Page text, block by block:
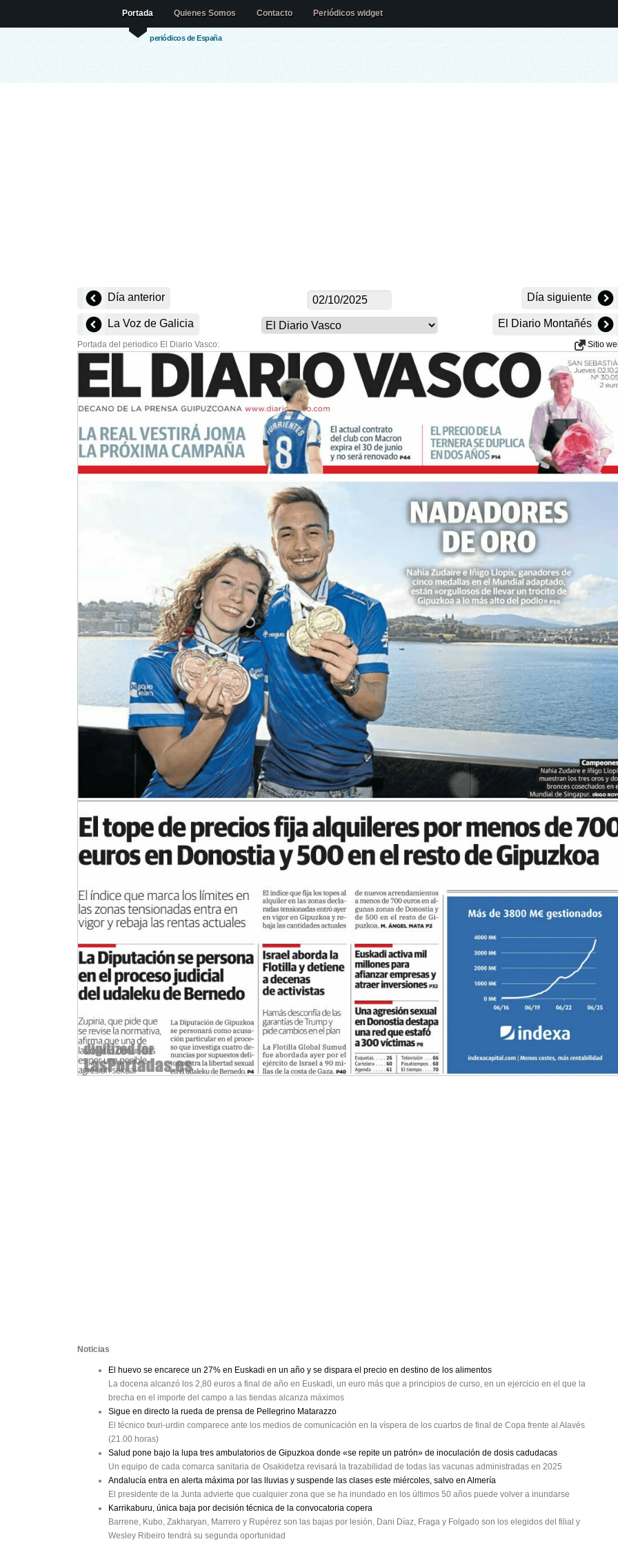
periódicos de España
Portada Quienes Somos Contacto Periódicos widget
Día anterior Día siguiente
La Voz de Galicia El Diario Montañés
Portada del periodico El Diario Vasco: Sitio
Noticias
El huevo se encarece un 27% en Euskadi en un año y se dispara el precio en destino de los alimentos
La docena alcanzó los 2,80 euros a final de año en Euskadi, un euro más que a principios de curso, en un ejercicio en el que la
brecha en el importe del campo a las tiendas alcanza máximos
Sigue en directo la rueda de prensa de Pellegrino Matarazzo
El técnico txuri-urdin comparece ante los medios de comunicación en la víspera de los cuartos de final de Copa frente al Alavés
(21.00 horas)
Salud pone bajo la lupa tres ambulatorios de Gipuzkoa donde «se repite un patrón» de inoculación de dosis cadudacas
Un equipo de cada comarca sanitaria de Osakidetza revisará la trazabilidad de todas las vacunas administradas en 2025
Andalucía entra en alerta máxima por las lluvias y suspende las clases este miércoles, salvo en Almería
El presidente de la Junta advierte que cualquier zona que se ha inundado en los últimos 50 años puede volver a inundarse
Karrikaburu, única baja por decisión técnica de la convocatoria copera
Barrene, Kubo, Zakharyan, Marrero y Rupérez son las bajas por lesión, Dani Díaz, Fraga y Folgado son los elegidos del filial y
Wesley Ribeiro tendrá su segunda oportunidad